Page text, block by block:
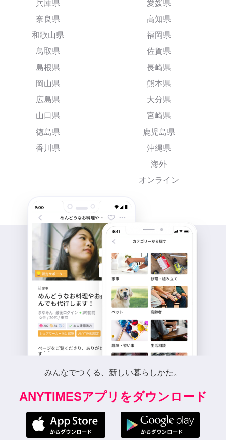
兵庫県
奈良県
和歌山県
鳥取県
島根県
岡山県
広島県
山口県
徳島県
香川県
愛媛県
高知県
福岡県
佐賀県
長崎県
熊本県
大分県
宮崎県
鹿児島県
沖縄県
海外
オンライン
みんなでつくる、新しい暮らしかた。
ANYTIMESアプリをダウンロード